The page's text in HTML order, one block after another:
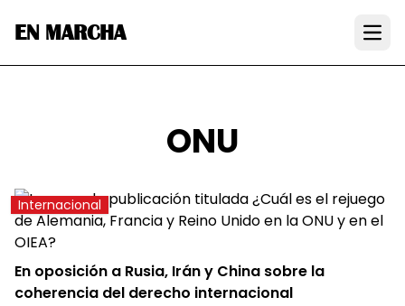
EN MARCHA
ONU
Internacional
En oposición a Rusia, Irán y China sobre la
coherencia del derecho internacional